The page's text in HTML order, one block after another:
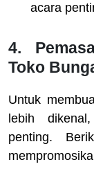
acara
4.
Toko
Untuk
lebih
penting.